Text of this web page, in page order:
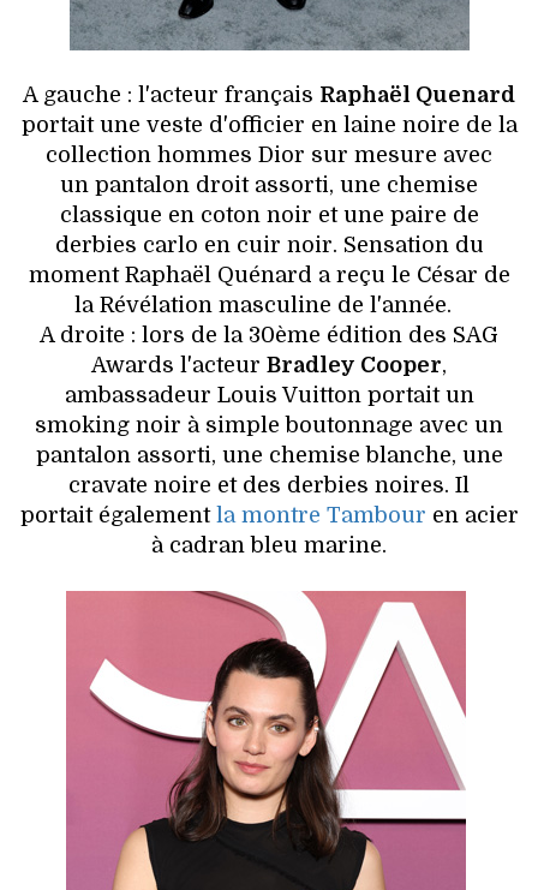
A gauche : l'acteur français Raphaël Quenard
portait une veste d'officier en laine noire de la
collection hommes Dior sur mesure avec
un pantalon droit assorti, une chemise
classique en coton noir et une paire de
derbies carlo en cuir noir. Sensation du
moment Raphaël Quénard a reçu le César de
la Révélation masculine de l'année.
A droite : lors de la 30ème édition des SAG
Awards l'acteur Bradley Cooper,
ambassadeur Louis Vuitton portait un
smoking noir à simple boutonnage avec un
pantalon assorti, une chemise blanche, une
cravate noire et des derbies noires. Il
portait également la montre Tambour en acier
à cadran bleu marine.